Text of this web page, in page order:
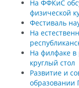
На ФФКиС
физической
Фестиваль
На
На филфаке в
круглый стол
Развитие и